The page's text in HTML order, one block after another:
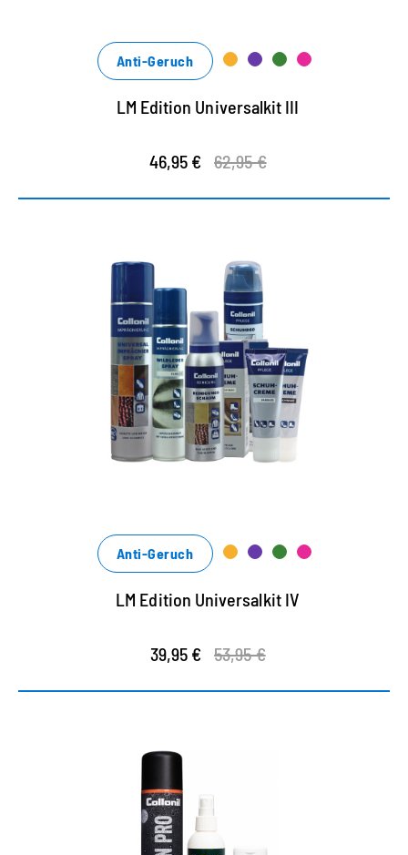
Anti-Geruch
LM Edition Universalkit III
46,95 € 62,95 €
Anti-Geruch
LM Edition Universalkit IV
39,95 € 53,95 €